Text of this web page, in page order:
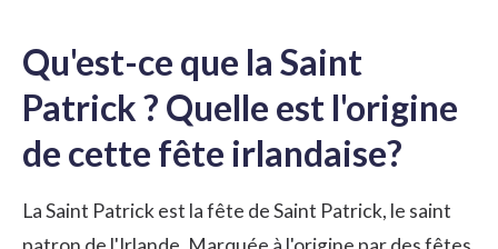
Qu'est-ce que la Saint
Patrick ? Quelle est l'origine
de cette fête irlandaise?
La Saint Patrick est la fête de Saint Patrick, le saint